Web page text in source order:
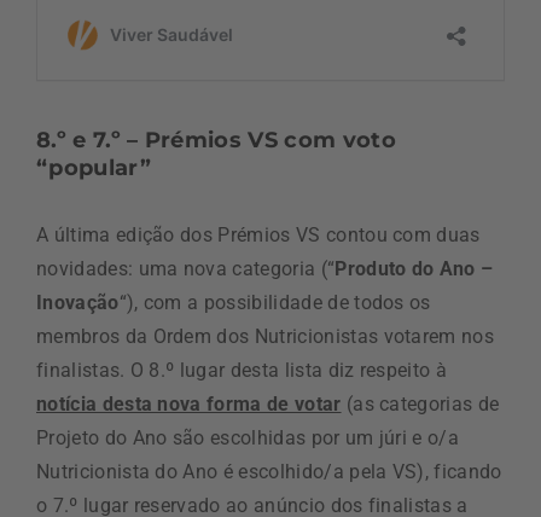
8.º e 7.º – Prémios VS com voto
“popular”
A última edição dos Prémios VS contou com duas
novidades: uma nova categoria (“ Produto do Ano –
Inovação“), com a possibilidade de todos os
membros da Ordem dos Nutricionistas votarem nos
finalistas. O 8.º lugar desta lista diz respeito à
notícia desta nova forma de votar (as categorias de
Projeto do Ano são escolhidas por um júri e o/a
Nutricionista do Ano é escolhido/a pela VS), ficando
o 7.º lugar reservado ao anúncio dos finalistas a